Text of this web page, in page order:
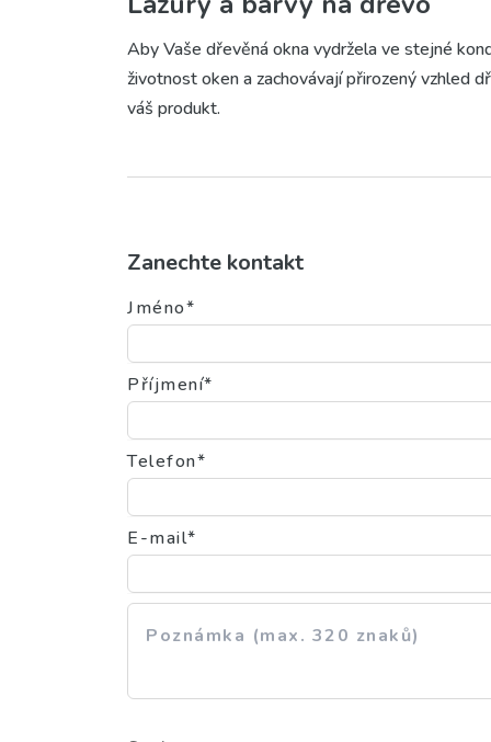
Aby Vaše dřevěná okna vydržela ve stejné
životnost oken a zachovávají přirozený vzhled
váš produkt.
Zanechte kontakt
Jméno*
Příjmení*
Telefon*
E-mail*